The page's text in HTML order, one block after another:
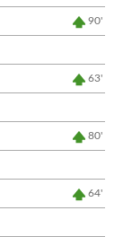
90'
63'
80'
64'